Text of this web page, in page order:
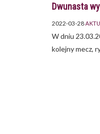
Dwunasta
2022-03-28
W dniu
kolejny mecz,